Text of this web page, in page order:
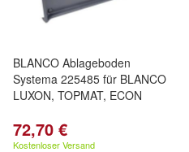
BLANCO Ablageboden
Systema 225485 für BLANCO
LUXON, TOPMAT, ECON
72,70 €
Kostenloser Versand